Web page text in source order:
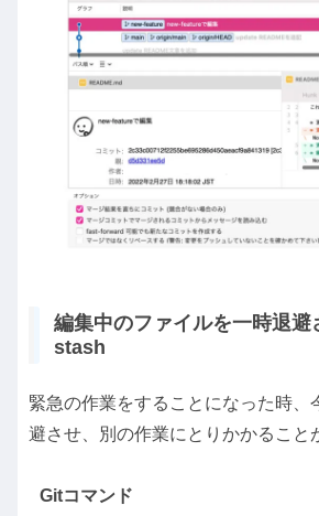
編集中のファイルを一時退
stash
緊急の作業をすることになった時、
避させ、別の作業にとりかかること
Gitコマンド